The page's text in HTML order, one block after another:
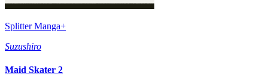
Splitter Manga+
Suzushiro
Maid Skater 2